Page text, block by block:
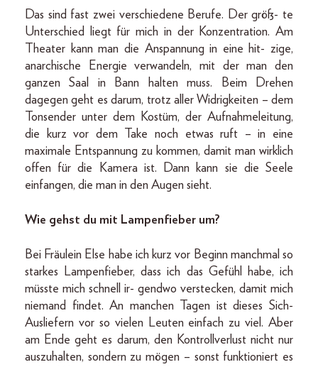
Das sind fast zwei verschiedene Berufe. Der größ- te
Unterschied liegt für mich in der Konzentration. Am
Theater kann man die Anspannung in eine hit- zige,
anarchische Energie verwandeln, mit der man den
ganzen Saal in Bann halten muss. Beim Drehen
dagegen geht es darum, trotz aller Widrigkeiten – dem
Tonsender unter dem Kostüm, der Aufnahmeleitung,
die kurz vor dem Take noch etwas ruft – in eine
maximale Entspannung zu kommen, damit man wirklich
offen für die Kamera ist. Dann kann sie die Seele
einfangen, die man in den Augen sieht.
Wie gehst du mit Lampenfieber um?
Bei Fräulein Else habe ich kurz vor Beginn manchmal so
starkes Lampenfieber, dass ich das Gefühl habe, ich
müsste mich schnell ir- gendwo verstecken, damit mich
niemand findet. An manchen Tagen ist dieses Sich-
Ausliefern vor so vielen Leuten einfach zu viel. Aber
am Ende geht es darum, den Kontrollverlust nicht nur
auszuhalten, sondern zu mögen – sonst funktioniert es